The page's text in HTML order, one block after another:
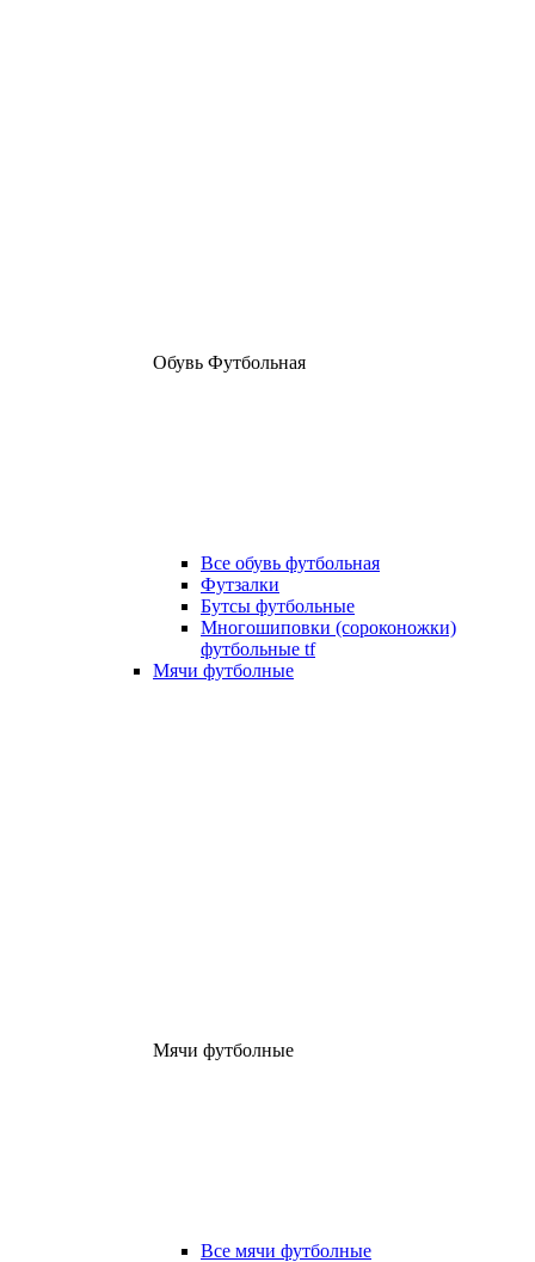
Обувь Футбольная
Все обувь футбольная
Футзалки
Бутсы футбольные
Многошиповки (сороконожки)
футбольные tf
Мячи футболные
Мячи футболные
Все мячи футболные